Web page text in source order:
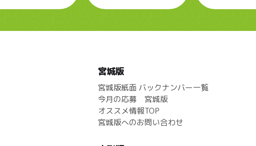
宮城版
宮城版紙面 バックナンバー一覧
今月の応募 宮城版
オススメ情報TOP
宮城版へのお問い合わせ